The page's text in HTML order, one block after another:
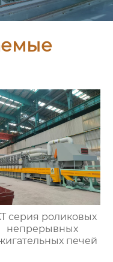
серия роликовых
непрерывных
печей